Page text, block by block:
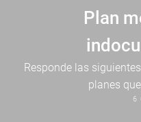
Plan
Responde las
planes
6